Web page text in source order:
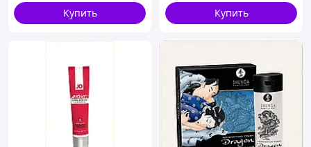
Купить
Купить